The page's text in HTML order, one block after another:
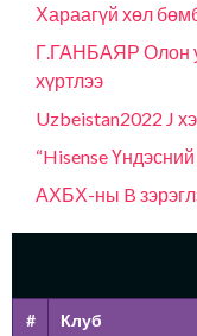
Хараагүй хөл
Г.ГАНБАЯР Олон
хүртлээ
Uzbeistan2022 J
“Hisense
АХБХ-ны B
# Клуб